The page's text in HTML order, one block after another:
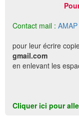
Contact mail :
pour leur écrire
gmail.com
en enlevant les
Cliquer ici pour